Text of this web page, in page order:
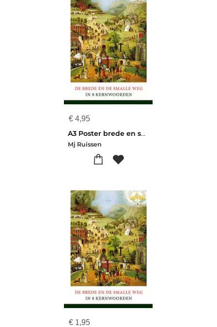
€ 4,95
A3 Poster brede en smalle weg poster set 5
Mj Ruissen
€ 1,95